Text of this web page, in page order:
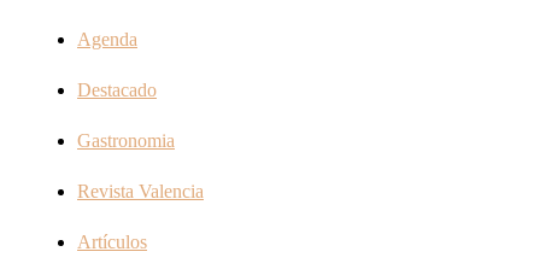
Agenda
Destacado
Gastronomia
Revista Valencia
Artículos